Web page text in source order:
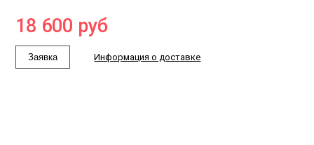
18 600 руб
Заявка Информация о доставке